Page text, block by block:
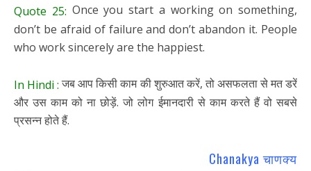
Quote 25: Once you start a working on something,
don’t be afraid of failure and don’t abandon it. People
who work sincerely are the happiest.
In Hindi :जब आप किसी काम की शुरुआत करें, तो असफलता से मत डरें
और उस काम को ना छोड़ें. जो लोग ईमानदारी से काम करते हैं वो सबसे
प्रसन्न होते हैं.
Chanakya चाणक्य